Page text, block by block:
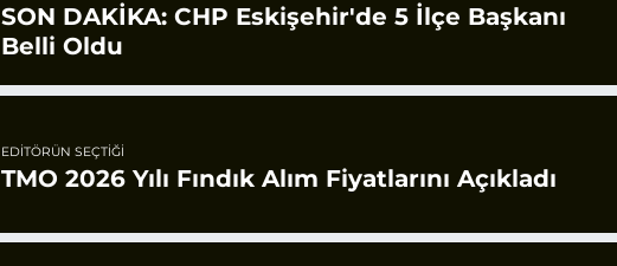
SON DAKİKA: CHP Eskişehir'de 5 İlçe Başkanı
Belli Oldu
EDITÖRÜN SEÇTIĞI
TMO 2026 Yılı Fındık Alım Fiyatlarını Açıkladı